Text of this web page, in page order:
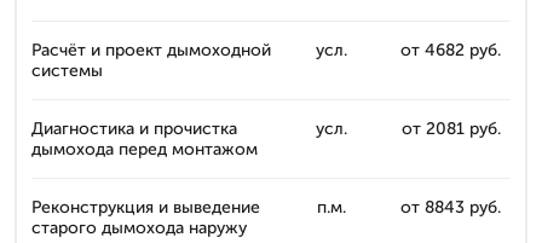
Расчёт и проект дымоходной
системы
усл. от 4682 руб.
Диагностика и прочистка
дымохода перед монтажом
усл. от 2081 руб.
Реконструкция и выведение
старого дымохода наружу
п.м. от 8843 руб.